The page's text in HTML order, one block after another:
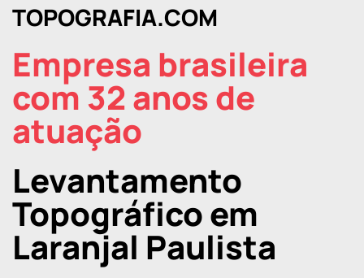
TOPOGRAFIA.COM
Empresa brasileira
com 32 anos de
atuação
Levantamento
Topográfico em
Laranjal Paulista